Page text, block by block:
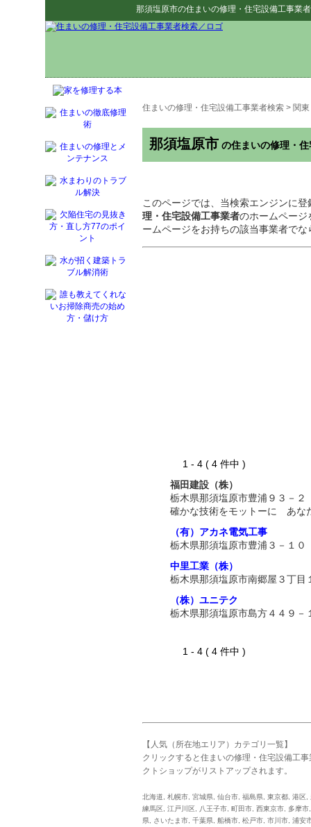
那須塩原市の住まいの修理・住宅設備工事業
住まいの修理・住宅設備工事業者検索 > 関東
那須塩原市 の住まいの修理・
このページでは、当検索エンジンに登
理・住宅設備工事業者のホームペー
ームページをお持ちの該当事業者で
1 - 4 ( 4 件中 )
福田建設（株）
栃木県那須塩原市豊浦９３－２
確かな技術をモットーに あな
（有）アカネ電気工事
栃木県那須塩原市豊浦３－１０
中里工業（株）
栃木県那須塩原市南郷屋３丁目
（株）ユニテク
栃木県那須塩原市島方４４９－
1 - 4 ( 4 件中 )
【人気（所在地エリア）カテゴリ一覧】
クリックすると住まいの修理・住宅設備工
クトショップがリストアップされます。
北海道 札幌市 宮城県 仙台市 福島県 東京都 港区
練馬区 江戸川区 八王子市 町田市 西東京市 多摩市
県
さいたま市 千葉県 船橋市 松戸市 市川市 浦安